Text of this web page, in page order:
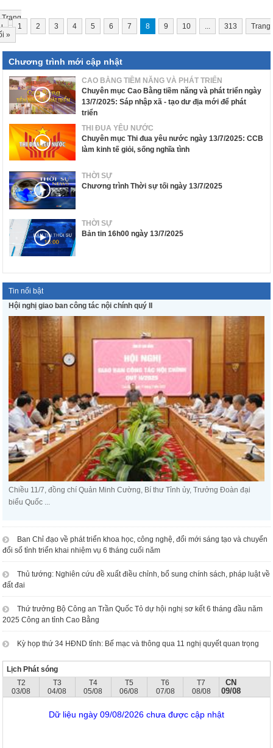
Trang
1 2 3 4 5 6 7 8 9 10 ... 313
Trang
»
Chương trình mới cập nhật
CAO BẰNG TIỀM NĂNG VÀ PHÁT TRIỂN
Chuyên mục Cao Bằng tiềm năng và phát triển ngày
13/7/2025: Sáp nhập xã - tạo dư địa mới để phát
triển
THI ĐUA YÊU NƯỚC
Chuyên mục Thi đua yêu nước ngày 13/7/2025: CCB
làm kinh tế giỏi, sống nghĩa tình
THỜI SỰ
Chương trình Thời sự tối ngày 13/7/2025
THỜI SỰ
Bản tin 16h00 ngày 13/7/2025
Tin nổi bật
Hội nghị giao ban công tác nội chính quý II
Chiều 11/7, đồng chí Quản Minh Cường, Bí thư Tỉnh ủy, Trưởng Đoàn đại
biểu Quốc ...
Ban Chỉ đạo về phát triển khoa học, công nghệ, đổi mới sáng tạo và chuyển
đổi số tỉnh triển khai nhiệm vụ 6 tháng cuối năm
Thủ tướng: Nghiên cứu đề xuất điều chỉnh, bổ sung chính sách, pháp luật về
đất đai
Thứ trưởng Bộ Công an Trần Quốc Tỏ dự hội nghị sơ kết 6 tháng đầu năm
2025 Công an tỉnh Cao Bằng
Kỳ họp thứ 34 HĐND tỉnh: Bế mạc và thông qua 11 nghị quyết quan trọng
Lịch Phát sóng
T2
03/08
T3
04/08
T4
05/08
T5
06/08
T6
07/08
T7
08/08
CN
09/08
Dữ liệu ngày 09/08/2026 chưa được cập nhật